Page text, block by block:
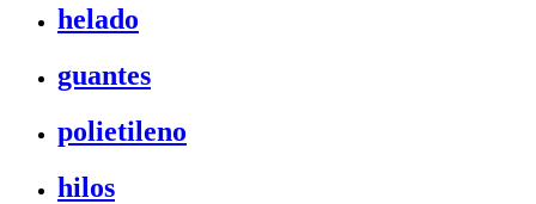
helado
guantes
polietileno
hilos